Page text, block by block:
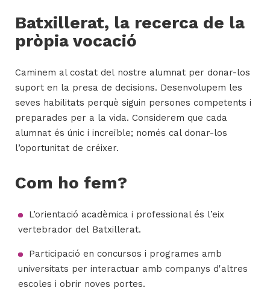
Batxillerat, la recerca de la
pròpia vocació
Caminem al costat del nostre alumnat per donar-los
suport en la presa de decisions. Desenvolupem les
seves habilitats perquè siguin persones competents i
preparades per a la vida. Considerem que cada
alumnat és únic i increïble; només cal donar-los
l’oportunitat de créixer.
Com ho fem?
L’orientació acadèmica i professional és l’eix
vertebrador del Batxillerat.
Participació en concursos i programes amb
universitats per interactuar amb companys d'altres
escoles i obrir noves portes.